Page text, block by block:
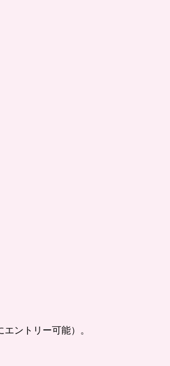
ントリー可能）。